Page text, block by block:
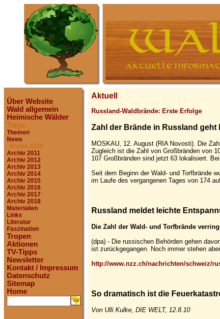
Über Website
Wald allgemein
Heimische Wälder
Taiga
Themen
News
Archiv 2010
Archiv 2011
Archiv 2012
Archiv 2013
Archiv 2014
Archiv 2015
Archiv 2016
Archiv 2017
Archiv 2018
Materialien
Links
Literatur
Faszination
Tropen
Aktionen
TV-Tipps
Newsletter
Kontakt / Impressum
Datenschutz
Sitemap
Home
.
Aktuell
Russland-Waldbrände: Erste Erfolge
Zahl der Brände in Russland
MOSKAU, 12. August (RIA Novosti). Die
Zugleich ist die Zahl von Großbränden von
107 Großbränden sind jetzt 63 lokalisiert.
Seit dem Beginn der Wald- und Torfbrände
im Laufe des vergangenen Tages von 174
Russland meldet leichte
Die Zahl der Wald- und Torfbrände
(dpa) - Die russischen Behörden gehen
ist zurückgegangen. Noch immer stehen
http://www.nzz.ch/nachrichten/schweiz/
So dramatisch ist die
Von Ulli Kulke, DIE WELT, 12.8.10